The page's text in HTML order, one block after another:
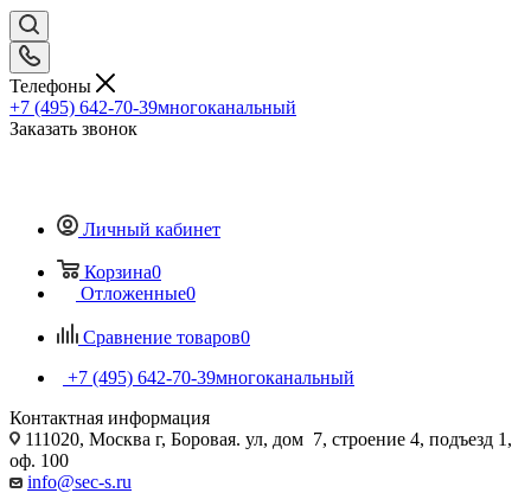
Телефоны
+7 (495) 642-70-39многоканальный
Заказать звонок
Личный кабинет
Корзина0
Отложенные0
Сравнение товаров0
+7 (495) 642-70-39многоканальный
Контактная информация
111020, Москва г, Боровая. ул, дом 7, строение 4, подъезд 1,
оф. 100
info@sec-s.ru